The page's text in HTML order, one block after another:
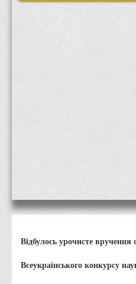
Публічна інформація
Заходи запобігання
Антикорупційні заходи
Протидія тероризму та
Як розпізнати
України та протистояти їй?
Правила поведінки у разі
Протидія торгівлі людьми
характеру
Правила безпечної
Відбулось урочисте
Всеукраїнського конкурсу